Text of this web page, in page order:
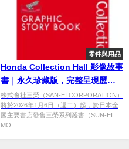
零件與用品
Honda Collection Hall 影像故事
書｜永久珍藏版，完整呈現歷史
名車與賽車的夢想與挑戰
株式會社三榮（SAN-EI CORPORATION）
將於2026年1月6日（週二）起，於日本全
國主要書店發售三榮系列叢書（SUN-EI
MO...